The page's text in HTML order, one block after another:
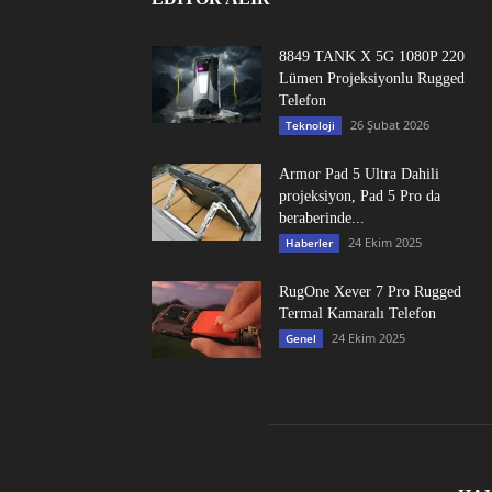
8849 TANK X 5G 1080P 220
Lümen Projeksiyonlu Rugged
Telefon
Teknoloji 26 Şubat 2026
Armor Pad 5 Ultra Dahili
projeksiyon, Pad 5 Pro da
beraberinde...
Haberler 24 Ekim 2025
RugOne Xever 7 Pro Rugged
Termal Kamaralı Telefon
Genel 24 Ekim 2025